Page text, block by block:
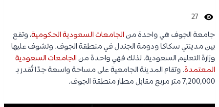
27
جامعة الجوف هي واحدة منالجامعات السعودية الحكومية، وتقع
بين مدينتي سكاكا ودومة الجندل في منطقة الجوف. وتشوف عليها
وزارة التعليم السعودية. لذلك فهي واحدة منالجامعات السعودية
المعتمدة. وتقام المدينة الجامعية على مساحة واسعة جدًا تُقدر بـ
7,200,000 متر مربع مقابل مطار منطقة الجوف.